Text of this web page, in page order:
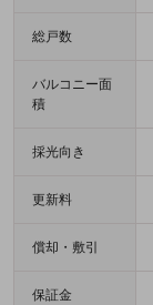
総戸数
バルコニー面
積
採光向き
更新料
償却・敷引
保証金